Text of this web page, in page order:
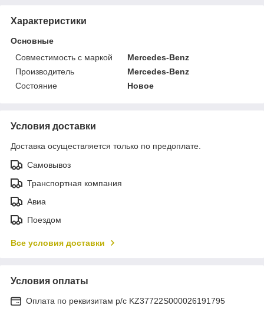
Характеристики
Основные
Совместимость с маркой
Mercedes-Benz
Производитель
Mercedes-Benz
Состояние
Новое
Условия доставки
Доставка осуществляется только по предоплате.
Самовывоз
Транспортная компания
Авиа
Поездом
Все условия доставки
Условия оплаты
Оплата по реквизитам р/с KZ37722S000026191795